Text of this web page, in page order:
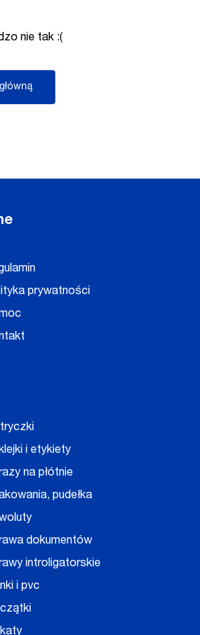
nie tak :(
prywatności
i etykiety
na płótnie
pudełka
dokumentów
introligatorskie
i pvc